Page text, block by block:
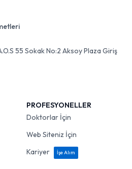
55 Sokak No:2 Aksoy Plaza Giriş
PROFESYONELLER
Doktorlar İçin
Web Siteniz İçin
Kariyer
İşe Alım